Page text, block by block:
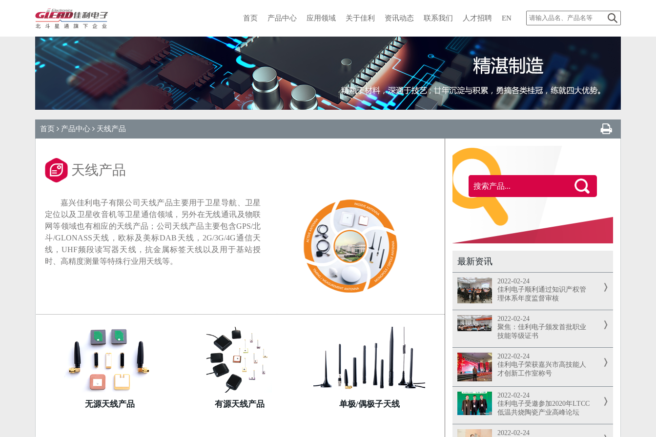
首页 产品中心 应用领域 关于佳利 资讯动态 联系我们 人才招聘 EN
首页 产品中心 天线产品
天线产品
嘉兴佳利电子有限公司天线产品主要用于卫星导航、卫星
定位以及卫星收音机等卫星通信领域，另外在无线通讯及物联
网等领域也有相应的天线产品；公司天线产品主要包含GPS/北
斗/GLONASS天线，欧标及美标DAB天线，2G/3G/4G通信天
线，UHF频段读写器天线，抗金属标签天线以及用于基站授
时、高精度测量等特殊行业用天线等。
无源天线产品 有源天线产品 单极/偶极子天线
最新资讯
2022-02-24
佳利电子顺利通过知识产权管
理体系年度监督审核
2022-02-24
聚焦：佳利电子颁发首批职业
技能等级证书
2022-02-24
佳利电子荣获嘉兴市高技能人
才创新工作室称号
2022-02-24
佳利电子受邀参加2020年LTCC
低温共烧陶瓷产业高峰论坛
2022-02-24